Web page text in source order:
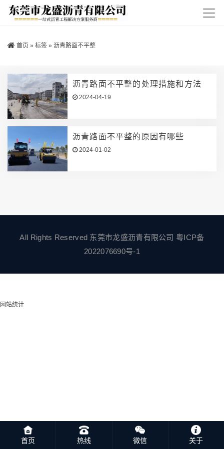
首页 » 标签 » 沥青路面不平整
沥青路面不平整的处理措施和方法
2024-04-19
沥青路面不平整的原因有哪些
2024-01-02
All Rights Reserved 东莞市龙盛沥青有限公司 粤ICP备
2022076690号-1
首页 热线 微信 关于
网站统计